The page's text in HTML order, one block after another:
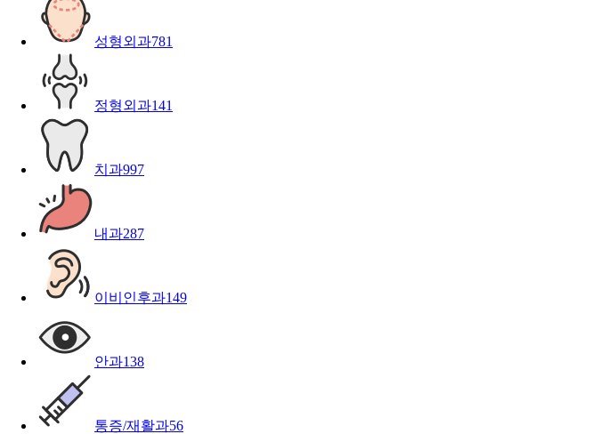
성형외과781
정형외과141
치과997
내과287
이비인후과149
안과138
통증/재활과56